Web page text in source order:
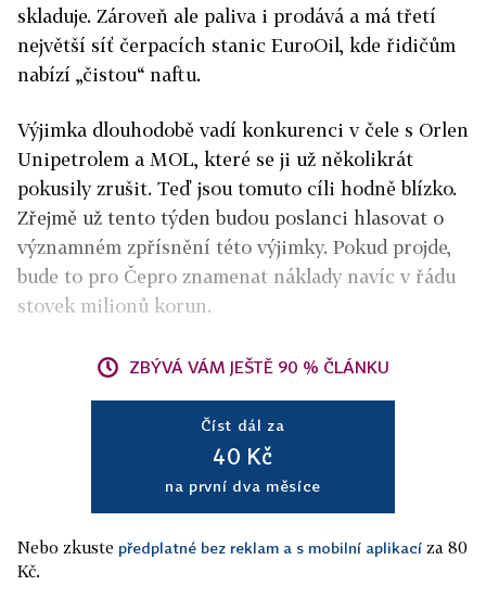
skladuje. Zároveň ale paliva i prodává a má třetí
největší síť čerpacích stanic EuroOil, kde řidičům
nabízí „čistou“ naftu.
Výjimka dlouhodobě vadí konkurenci v čele s Orlen
Unipetrolem a MOL, které se ji už několikrát
pokusily zrušit. Teď jsou tomuto cíli hodně blízko.
Zřejmě už tento týden budou poslanci hlasovat o
významném zpřísnění této výjimky. Pokud projde,
bude to pro Čepro znamenat náklady navíc v řádu
stovek milionů korun.
ZBÝVÁ VÁM JEŠTĚ 90 % ČLÁNKU
Číst dál za
40 Kč
na první dva měsíce
Nebo zkuste předplatné bez reklam a s mobilní aplikací za 80
Kč.